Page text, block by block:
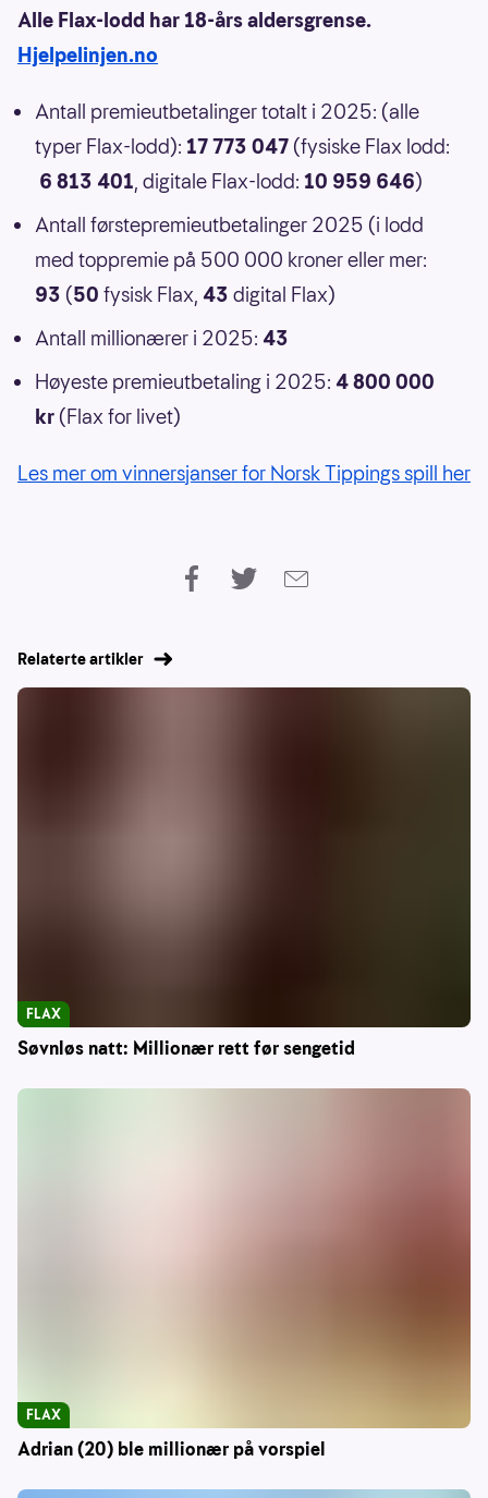
Alle Flax-lodd har 18-års aldersgrense.
Hjelpelinjen.no
Antall premieutbetalinger totalt i 2025: (alle
typer Flax-lodd): 17 773 047 (fysiske Flax lodd:
6 813 401, digitale Flax-lodd: 10 959 646)
Antall førstepremieutbetalinger 2025 (i lodd
med toppremie på 500 000 kroner eller mer:
93 (50 fysisk Flax, 43 digital Flax)
Antall millionærer i 2025: 43
Høyeste premieutbetaling i 2025: 4 800 000
kr (Flax for livet)
Les mer om vinnersjanser for Norsk Tippings spill her
Relaterte artikler
Søvnløs natt: Millionær rett før sengetid
FLAX
Adrian (20) ble millionær på vorspiel
FLAX